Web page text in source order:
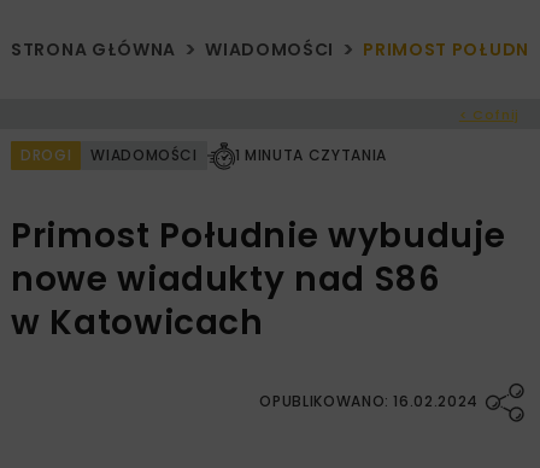
STRONA GŁÓWNA WIADOMOŚCI PRIMOST
< Cofnij
DROGI WIADOMOŚCI 1 MINUTA CZYTANIA
Primost Południe wybuduje
nowe wiadukty nad S86
w Katowicach
OPUBLIKOWANO: 16.02.2024